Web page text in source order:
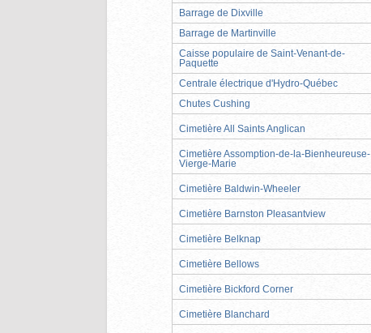
Barrage de Dixville
Barrage de Martinville
Caisse populaire de Saint-Venant-de-
Paquette
Centrale électrique d'Hydro-Québec
Chutes Cushing
Cimetière All Saints Anglican
Cimetière Assomption-de-la-Bienheureuse-
Vierge-Marie
Cimetière Baldwin-Wheeler
Cimetière Barnston Pleasantview
Cimetière Belknap
Cimetière Bellows
Cimetière Bickford Corner
Cimetière Blanchard